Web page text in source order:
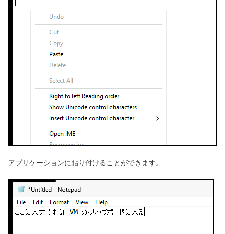
アプリケーションに貼り付けることができます。